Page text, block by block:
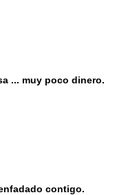
... muy poco dinero.
contigo.